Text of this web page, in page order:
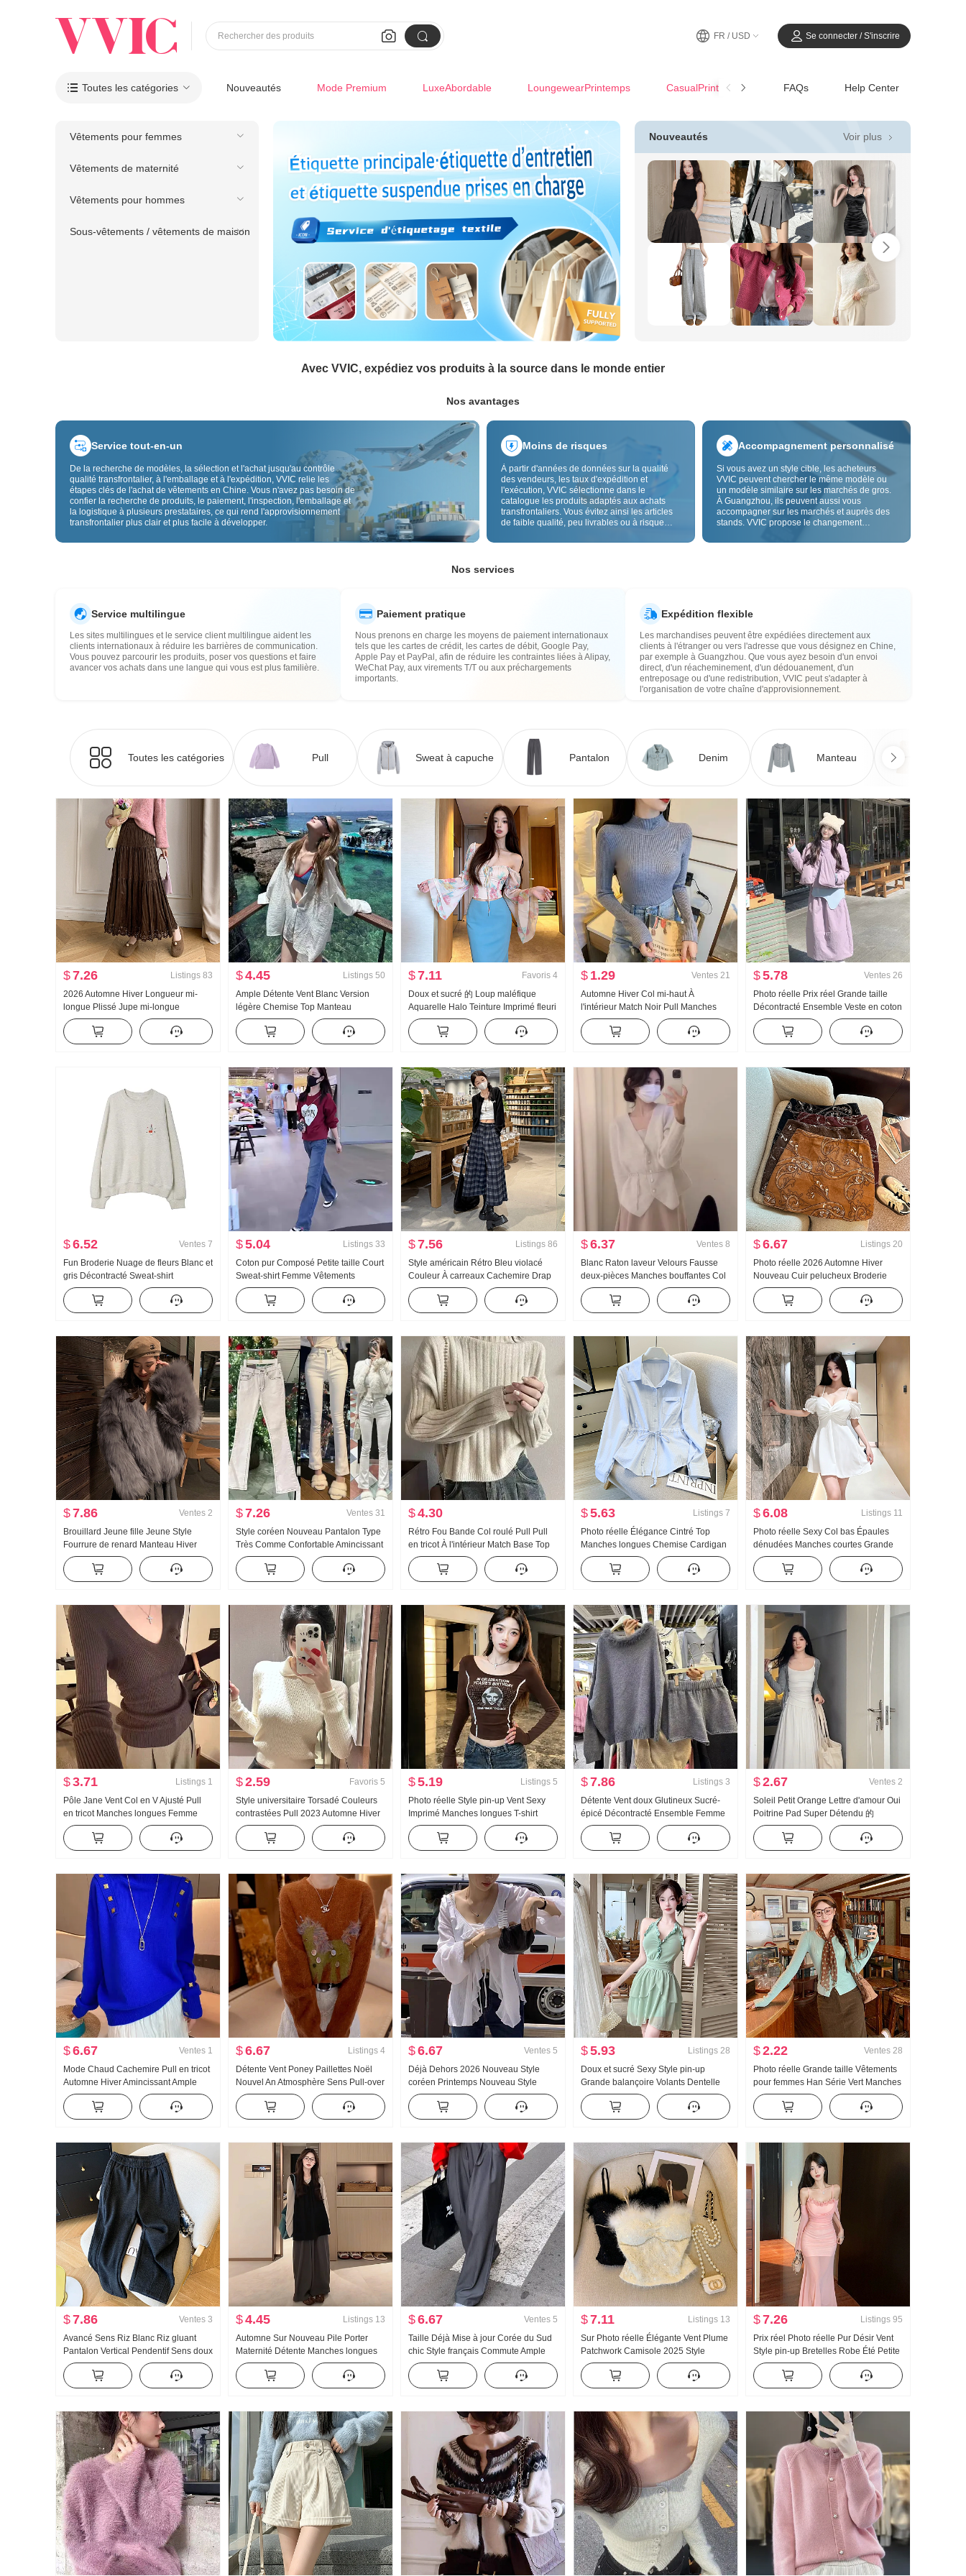
 
Rechercher des produits FR / USD Se connecter / S'inscrire
 Toutes les catégories Nouveautés Mode Premium LuxeAbordable LoungewearPrintemps CasualPrintemps-Été FAQs Help Center
Vêtements pour femmes
Vêtements de maternité
Vêtements pour hommes
Sous-vêtements / vêtements de maison
Nouveautés Voir plus 
Avec VVIC, expédiez vos produits à la source dans le monde entier
Nos avantages
Service tout-en-un
De la recherche de modèles, la sélection et l'achat jusqu'au contrôle
qualité transfrontalier, à l'emballage et à l'expédition, VVIC relie les
étapes clés de l'achat de vêtements en Chine. Vous n'avez pas besoin de
confier la recherche de produits, le paiement, l'inspection, l'emballage et
la logistique à plusieurs prestataires, ce qui rend l'approvisionnement
transfrontalier plus clair et plus facile à développer.
Moins de risques
À partir d'années de données sur la qualité
des vendeurs, les taux d'expédition et
l'exécution, VVIC sélectionne dans le
catalogue les produits adaptés aux achats
transfrontaliers. Vous évitez ainsi les articles
de faible qualité, peu livrables ou à risque
Le contrôle qualité transfrontalier et les
risques de qualité, douane et après-vente.
Accompagnement personnalisé
Si vous avez un style cible, les acheteurs
VVIC peuvent chercher le même modèle ou
un modèle similaire sur les marchés de gros.
À Guangzhou, ils peuvent aussi vous
accompagner sur les marchés et auprès des
stands. VVIC propose le changement
la personnalisation OEM par image ou
Nos services
Service multilingue
Les sites multilingues et le service client multilingue aident les
clients internationaux à réduire les barrières de communication.
Vous pouvez parcourir les produits, poser vos questions et faire
avancer vos achats dans une langue qui vous est plus familière.
Paiement pratique
Nous prenons en charge les moyens de paiement internationaux
tels que les cartes de crédit, les cartes de débit, Google Pay,
Apple Pay et PayPal, afin de réduire les contraintes liées à Alipay,
WeChat Pay, aux virements T/T ou aux préchargements
importants.
Expédition flexible
Les marchandises peuvent être expédiées directement aux
clients à l'étranger ou vers l'adresse que vous désignez en Chine,
par exemple à Guangzhou. Que vous ayez besoin d'un envoi
direct, d'un réacheminement, d'un dédouanement, d'un
entreposage ou d'une redistribution, VVIC peut s'adapter à
l'organisation de votre chaîne d'approvisionnement.
Toutes les catégories Pull Sweat à capuche Pantalon Denim Manteau
$7.26 Listings 83
2026 Automne Hiver Longueur mi-
longue Plissé Jupe mi-longue
Suédine Grande balançoire Taille
élastique Conception Sens plissé
Ajouré Taille haute Jupe
$4.45 Listings 50
Ample Détente Vent Blanc Version
légère Chemise Top Manteau
Vêtements pour femmes Été Nouveau
Longueur mi-longue Protection
solaire Cardigan Chemise
$7.11 Favoris 4
Doux et sucré 的 Loup maléfique
Aquarelle Halo Teinture Imprimé fleuri
Chemisier en chiffon Place des
femmes Collier Conception Sens
Amincissant Combattre Prenez Petite
$ 1.29 Ventes 21
Automne Hiver Col mi-haut À
l'intérieur Match Noir Pull Manches
longues Femme Base Pull en tricot
Cette année Populaire 的 Magnifique
Petite chemise Top
$5.78 Ventes 26
Photo réelle Prix réel Grande taille
Décontracté Ensemble Veste en coton
Manteau Longueur mi-longue Jupe
mi-longue Col roulé Irrégulier Base T-
shirt Tendance
$6.52 Ventes 7
Fun Broderie Nuage de fleurs Blanc et
gris Décontracté Sweat-shirt
Confortable Pull-over Ample
Amincissant Insérer Épaule Manchon
Top
$5.04 Listings 33
Coton pur Composé Petite taille Court
Sweat-shirt Femme Vêtements
d'automne et d'hiver Ample Détente
Vent Manches longues Col rond Top
$7.56 Listings 86
Style américain Rétro Bleu violacé
Couleur À carreaux Cachemire Drap
de laine Huit points Pantalon Femme
Nouveau Ample Polyvalent Kuo
Jambe Taille haute Pantalon
$6.37 Ventes 8
Blanc Raton laveur Velours Fausse
deux-pièces Manches bouffantes Col
en V Pull Manteau pour les femmes
Automne Hiver Cachemire Extérieur
Match Court Tricoté Cardigan
$6.67 Listings 20
Photo réelle 2026 Automne Hiver
Nouveau Cuir pelucheux Broderie
Rétro Jupe mi-longue Pei Li S
Broderie Mini-jupe Femme Ceinture
Sécurité Pantalon
$7.86 Ventes 2
Brouillard Jeune fille Jeune Style
Fourrure de renard Manteau Hiver
Féminin Nouveau Écologique
Fourrure Mode Épais Fourrure
Manteau
$7.26 Ventes 31
Style coréen Nouveau Pantalon Type
Très Comme Confortable Amincissant
Moulant Évasé Jean
$4.30
Rétro Fou Bande Col roulé Pull Pull
en tricot À l'intérieur Match Base Top
$5.63 Listings 7
Photo réelle Élégance Cintré Top
Manches longues Chemise Cardigan
Femme 2026 Automne Nouveau
Rayures Chemise Col rabattu
Manteau
$6.08 Listings 11
Photo réelle Sexy Col bas Épaules
dénudées Manches courtes Grande
balançoire Cintré Robe
$3.71 Listings 1
Pôle Jane Vent Col en V Ajusté Pull
en tricot Manches longues Femme
Pull Pull T-shirt de base Élégance Top
Automne Hiver 2025 Nouveau
$2.59 Favoris 5
Style universitaire Torsadé Couleurs
contrastées Pull 2023 Automne Hiver
Han Vent Chic Couleurs contrastées
Conception Sens À l'intérieur Match
Manches longues Tricoté Top
$5.19 Listings 5
Photo réelle Style pin-up Vent Sexy
Imprimé Manches longues T-shirt
Femme Début de l'automne Nouveau
Conception Sens Niche Ajusté
Amincissant Top
$7.86 Listings 3
Détente Vent doux Glutineux Sucré-
épicé Décontracté Ensemble Femme
Automne Hiver Oblique Épaule Laine
Col en fourrure Pull tricoté Volume
Bord Short Ensemble deux pièces
$2.67 Ventes 2
Soleil Petit Orange Lettre d'amour Oui
Poitrine Pad Super Détendu 的
Bretelles Plus Taille élastique Jupe
courte Ensemble
$6.67 Ventes 1
Mode Chaud Cachemire Pull en tricot
Automne Hiver Amincissant Ample
Chic Réduction de l'âge Manches
longues Pull-over Col roulé Laine
Chandail des femmes
$6.67 Listings 4
Détente Vent Poney Paillettes Noël
Nouvel An Atmosphère Sens Pull-over
Chandail des femmes 2025 Automne
et hiver doux Glutineux Cher Peau
Top
$6.67 Ventes 5
Déjà Dehors 2026 Nouveau Style
coréen Printemps Nouveau Style
français Volants Col en V À lacets
Cardigan Chemise pour femmes
$5.93 Listings 28
Doux et sucré Sexy Style pin-up
Grande balançoire Volants Dentelle
Volants Mini-jupe Mode Cintré
Couverture Ventre Accrocher Cou
Robe
$2.22 Ventes 28
Photo réelle Grande taille Vêtements
pour femmes Han Série Vert Manches
longues Pull en tricot Femme Début
de l'automne Ajusté Version légère
Pull Demi-longueur Ensemble jupe
$7.86 Ventes 3
Avancé Sens Riz Blanc Riz gluant
Pantalon Vertical Pendentif Sens doux
Glutineux 2025 Nouveau Automne
Hiver Doublé de polaire Ample
Décontracté Machette Pantalon 7/8
$4.45 Listings 13
Automne Sur Nouveau Pile Porter
Maternité Détente Manches longues
Débardeur Pantalon large Ensemble
trois pièces Ensemble
$6.67 Ventes 5
Taille Déjà Mise à jour Corée du Sud
chic Style français Commute Ample
Polyvalent Taille élastique Kuo
Longueur de jambe Pantalon
$7.11 Listings 13
Sur Photo réelle Élégante Vent Plume
Patchwork Camisole 2025 Style
d'automne Avancé Incrusté de
diamants Bandeau bustier Sans
manches Ceinture Poitrine Pad
$7.26 Listings 95
Prix réel Photo réelle Pur Désir Vent
Style pin-up Bretelles Robe Été Petite
taille Sexy Élégance Chic Queue de
poisson Jupe crayon